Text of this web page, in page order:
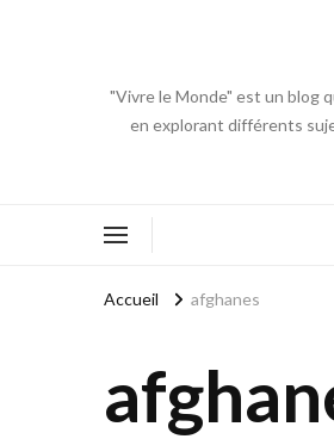
"Vivre le Monde" est un blog
en explorant différents
Accueil afghanes